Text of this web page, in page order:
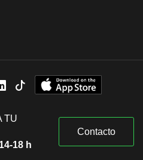
TU
18 h
Contacto